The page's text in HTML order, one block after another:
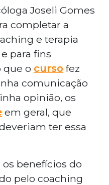
Joseli Gomes
completar a
e terapia
para fins
que o curso fez
comunicação
opinião, os
em geral, que
ter essa
os benefícios do
pelo coaching